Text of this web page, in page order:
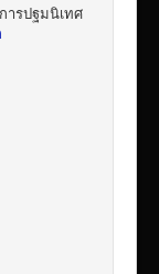
ารปฐมนิเทศ